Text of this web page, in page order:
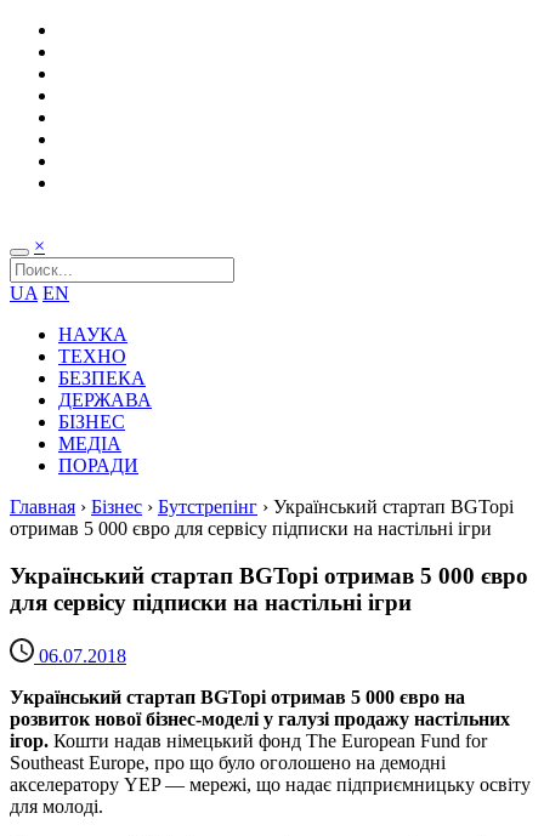
×
UA EN
НАУКА
ТЕХНО
БЕЗПЕКА
ДЕРЖАВА
БІЗНЕС
МЕДІА
ПОРАДИ
Главная › Бізнес › Бутстрепінг › Український стартап BGTopi
отримав 5 000 євро для сервісу підписки на настільні ігри
Український стартап BGTopi отримав 5 000 євро
для сервісу підписки на настільні ігри
06.07.2018
Український стартап BGTopi отримав 5 000 євро на
розвиток нової бізнес-моделі у галузі продажу настільних
ігор. Кошти надав німецький фонд The European Fund for
Southeast Europe, про що було оголошено на демодні
акселератору YEP — мережі, що надає підприємницьку освіту
для молоді.